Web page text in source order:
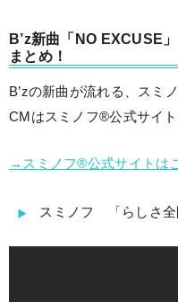
B’z新曲「NO EXCUSE
まとめ！
B’zの新曲が流れる、スミ
CMはスミノフ®公式サイト
→スミノフ®公式サイトは
スミノフ 「らしさ